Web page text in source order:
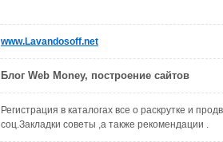
www.Lavandosoff.net
Блог Web Money, построение сайтов
Регистрация в каталогах все о раскрутке и
соц.Закладки советы ,а также рекомендации .